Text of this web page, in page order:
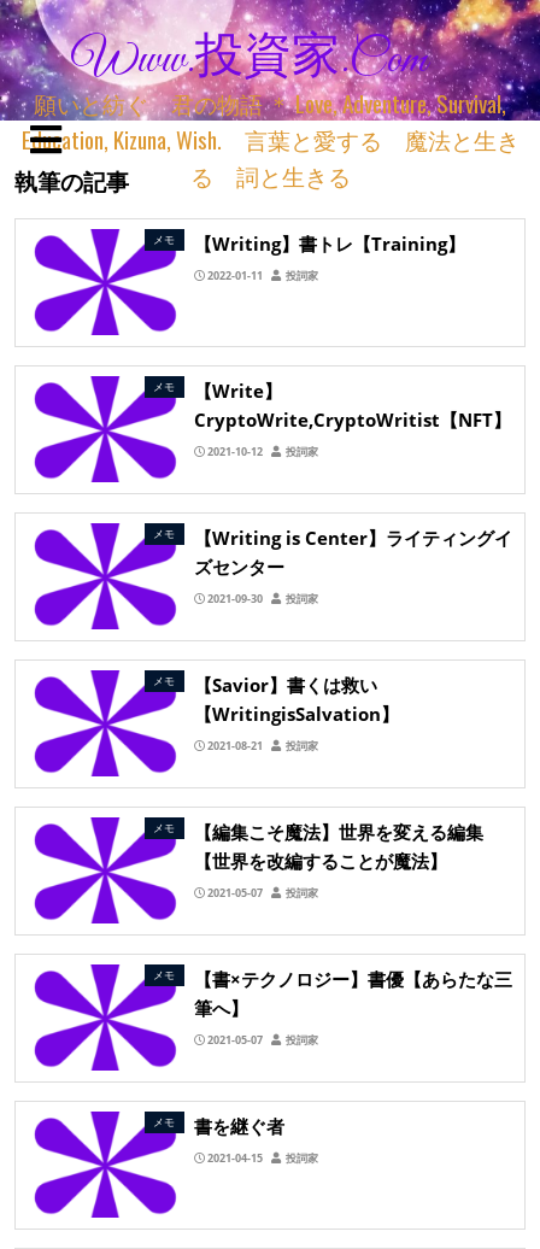
Www.投資家.com
願いと紡ぐ 君の物語 ＊ Love, Adventure, Survival,
Education, Kizuna, Wish. 言葉と愛する 魔法と生き
る 詞と生きる
執筆の記事
メモ 【Writing】書トレ【Training】
2022-01-11 投詞家
メモ
【Write】
CryptoWrite,CryptoWritist【NFT】
2021-10-12 投詞家
メモ
【Writing is Center】ライティングイ
ズセンター
2021-09-30 投詞家
メモ
【Savior】書くは救い
【WritingisSalvation】
2021-08-21 投詞家
メモ
【編集こそ魔法】世界を変える編集
【世界を改編することが魔法】
2021-05-07 投詞家
メモ
【書×テクノロジー】書優【あらたな三
筆へ】
2021-05-07 投詞家
メモ 書を継ぐ者
2021-04-15 投詞家